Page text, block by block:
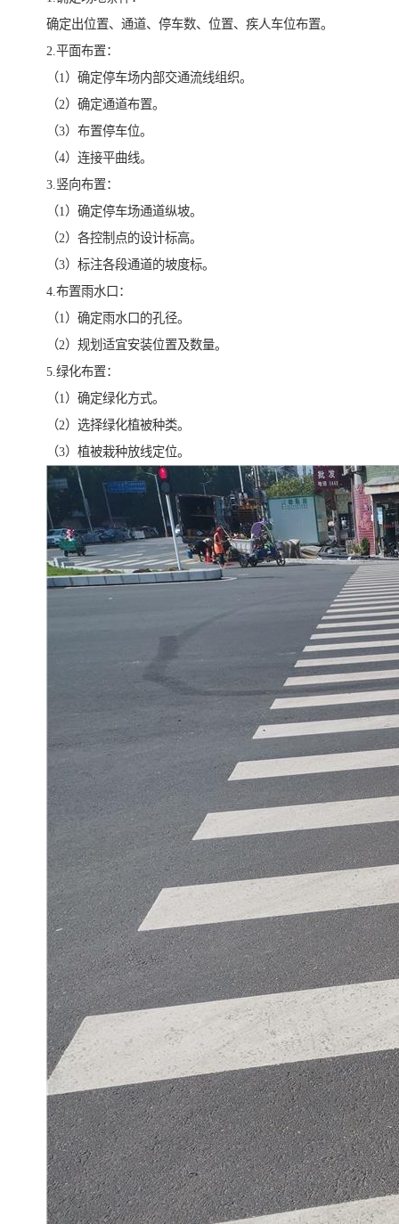
确定出位置、通道、停车数、位置、疾人车位布置。
2.平面布置：
（1）确定停车场内部交通流线组织。
（2）确定通道布置。
（3）布置停车位。
（4）连接平曲线。
3.竖向布置：
（1）确定停车场通道纵坡。
（2）各控制点的设计标高。
（3）标注各段通道的坡度标。
4.布置雨水口：
（1）确定雨水口的孔径。
（2）规划适宜安装位置及数量。
5.绿化布置：
（1）确定绿化方式。
（2）选择绿化植被种类。
（3）植被栽种放线定位。